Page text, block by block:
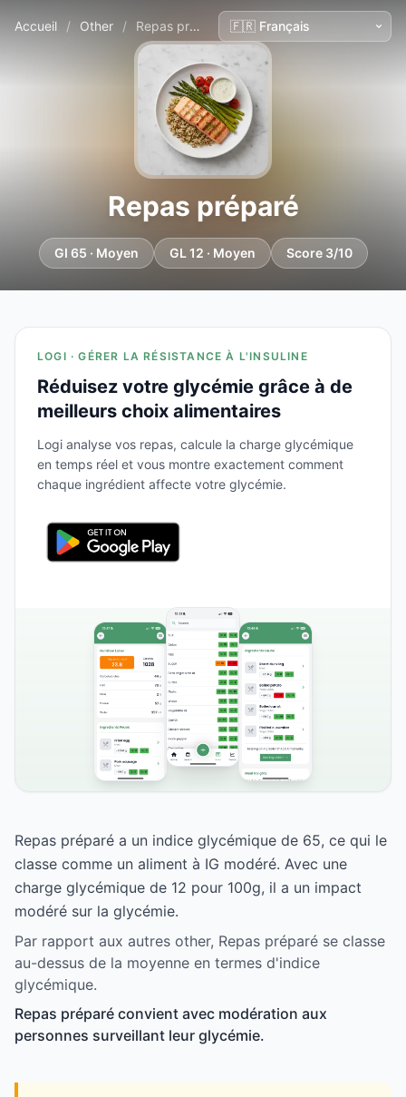
Accueil / Other / Repas préparé
Repas préparé
GI 65 · Moyen GL 12 · Moyen Score 3/10
LOGI · GÉRER LA RÉSISTANCE À L'INSULINE
Réduisez votre glycémie grâce à de
meilleurs choix alimentaires
Logi analyse vos repas, calcule la charge glycémique
en temps réel et vous montre exactement comment
chaque ingrédient affecte votre glycémie.
Repas préparé a un indice glycémique de 65, ce qui le
classe comme un aliment à IG modéré. Avec une
charge glycémique de 12 pour 100g, il a un impact
modéré sur la glycémie.
Par rapport aux autres other, Repas préparé se classe
au-dessus de la moyenne en termes d'indice
glycémique.
Repas préparé convient avec modération aux
personnes surveillant leur glycémie.